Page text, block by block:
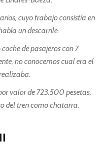
cuyo trabajo consistía en
un descarrile.
de pasajeros con 7
no conocemos cual era el
valor de 723.500 pesetas,
del tren como chatarra.